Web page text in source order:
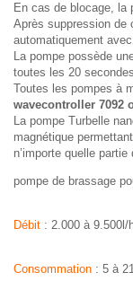
En cas de blocage, la
Après suppression de
automatiquement
La pompe possède
toutes les 20
Toutes les pompes à
wavecontroller 7092
La pompe Turbelle
magnétique
n’importe quelle partie
pompe de brassage
Débit : 2.000 à 9.500l/
Consommation : 5 à